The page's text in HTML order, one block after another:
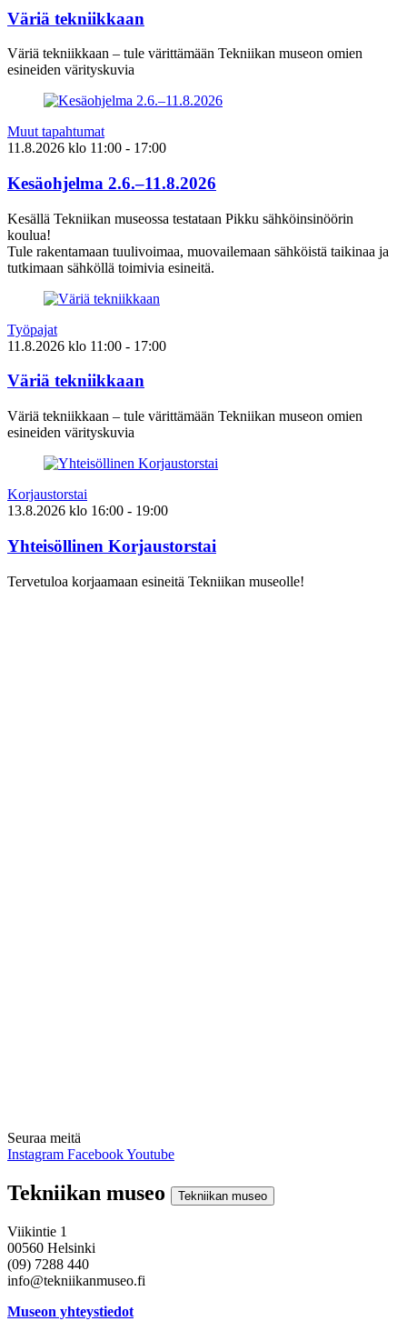
Väriä tekniikkaan
Väriä tekniikkaan – tule värittämään Tekniikan museon omien
esineiden värityskuvia
Muut tapahtumat
11.8.2026 klo 11:00 - 17:00
Kesäohjelma 2.6.–11.8.2026
Kesällä Tekniikan museossa testataan Pikku sähköinsinöörin
koulua!
Tule rakentamaan tuulivoimaa, muovailemaan sähköistä taikinaa ja
tutkimaan sähköllä toimivia esineitä.
Työpajat
11.8.2026 klo 11:00 - 17:00
Väriä tekniikkaan
Väriä tekniikkaan – tule värittämään Tekniikan museon omien
esineiden värityskuvia
Korjaustorstai
13.8.2026 klo 16:00 - 19:00
Yhteisöllinen Korjaustorstai
Tervetuloa korjaamaan esineitä Tekniikan museolle!
Seuraa meitä
Instagram FacebookYoutube
Tekniikan museo Tekniikan museo
Viikintie 1
00560 Helsinki
(09) 7288 440
info@tekniikanmuseo.fi
Museon yhteystiedot